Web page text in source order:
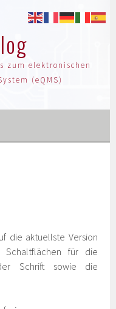
zum elektronischen
(eQMS)
die aktuellste Version
Schaltflächen für die
Schrift sowie die